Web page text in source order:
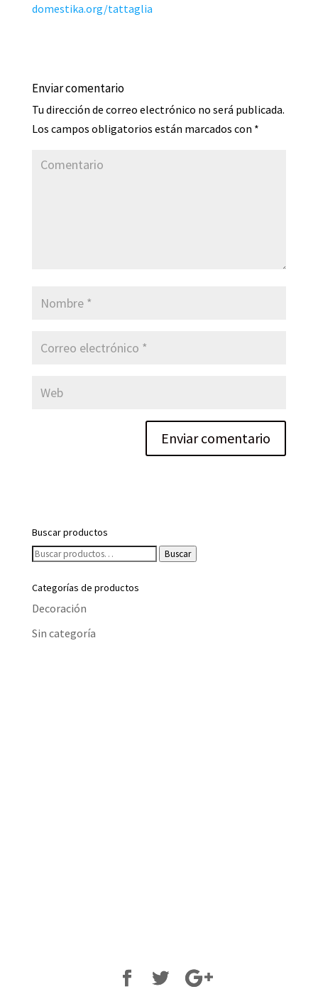
domestika.org/tattaglia
Enviar comentario
Tu dirección de correo electrónico no será publicada.
Los campos obligatorios están marcados con *
Buscar productos
Buscar
Buscar
Categorías de productos
Decoración
Sin categoría